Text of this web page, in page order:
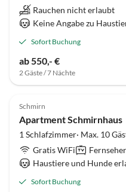
Rauchen nicht erlaubt
Keine Angabe zu
Sofort Buchung
ab 550,- €
2 Gäste / 7 Nächte
Schmirn
Apartment Schmirnhaus
1 Schlafzimmer· Max. 10
Gratis WiFi
Haustiere und Hunde
Sofort Buchung